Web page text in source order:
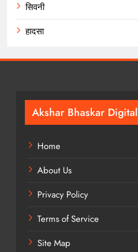
सिवनी
हादसा
Akshar Bhaskar Digital
Home
About Us
Privacy Policy
Terms of Service
Site Map